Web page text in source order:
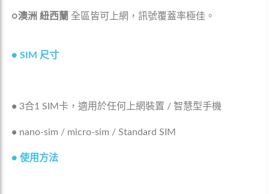
○澳洲 紐西蘭 全區皆可上網，訊號覆蓋率極佳。
● SIM 尺寸
• 3合1 SIM卡，適用於任何上網裝置 / 智慧型手機
• nano-sim / micro-sim / Standard SIM
● 使用方法